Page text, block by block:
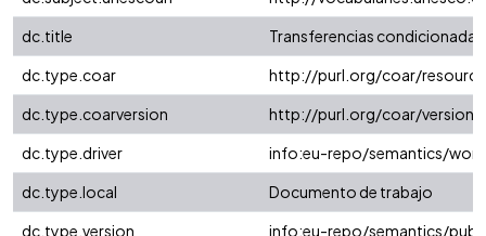
dc.title
Transferencias
dc.type.coar
http://purl.org/coar/
dc.type.coarversion
http://purl.org/coar/
dc.type.driver
info:eu-repo/semantics/
dc.type.local
Documento de trabajo
dc.type.version
info:eu-repo/semantics/